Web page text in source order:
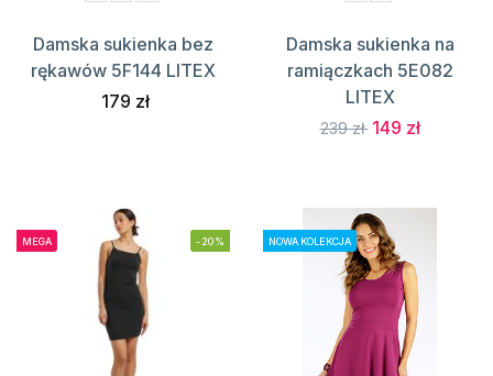
Damska sukienka bez
rękawów 5F144 LITEX
179 zł
Damska sukienka na
ramiączkach 5E082
LITEX
239 zł 149 zł
MEGA -20% NOWA KOLEKCJA